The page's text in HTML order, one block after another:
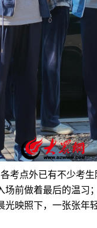
点外已有不少考生
场前做着最后的温习
光映照下，一张张年